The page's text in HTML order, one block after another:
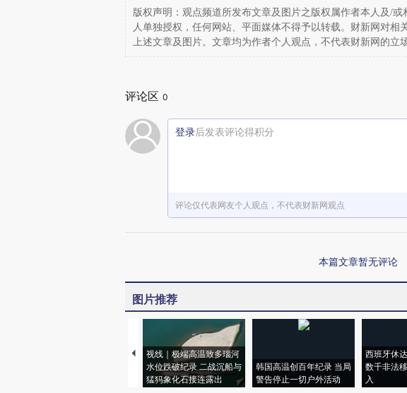
版权声明：观点频道所发布文章及图片之版权属作者本人及/
人单独授权，任何网站、平面媒体不得予以转载。财新网对相
上述文章及图片。文章均为作者个人观点，不代表财新网的立
评论区 0
登录后发表评论得积分
评论仅代表网友个人观点，不代表财新网观点
本篇文章暂无评论
图片推荐
视线｜极端高温致多瑙河
水位跌破纪录 二战沉船与
猛犸象化石接连露出
韩国高温创百年纪录 当局
警告停止一切户外活动
西班牙休
数千非法
入